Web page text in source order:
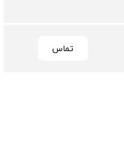
تماس